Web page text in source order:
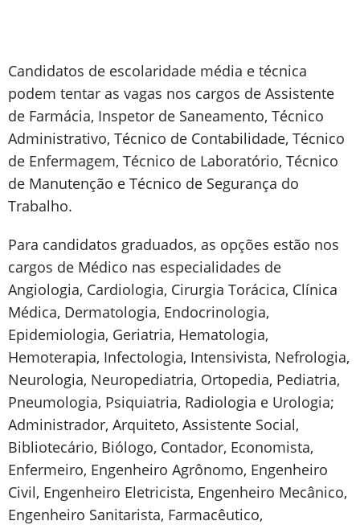
Candidatos de escolaridade média e técnica
podem tentar as vagas nos cargos de Assistente
de Farmácia, Inspetor de Saneamento, Técnico
Administrativo, Técnico de Contabilidade, Técnico
de Enfermagem, Técnico de Laboratório, Técnico
de Manutenção e Técnico de Segurança do
Trabalho.
Para candidatos graduados, as opções estão nos
cargos de Médico nas especialidades de
Angiologia, Cardiologia, Cirurgia Torácica, Clínica
Médica, Dermatologia, Endocrinologia,
Epidemiologia, Geriatria, Hematologia,
Hemoterapia, Infectologia, Intensivista, Nefrologia,
Neurologia, Neuropediatria, Ortopedia, Pediatria,
Pneumologia, Psiquiatria, Radiologia e Urologia;
Administrador, Arquiteto, Assistente Social,
Bibliotecário, Biólogo, Contador, Economista,
Enfermeiro, Engenheiro Agrônomo, Engenheiro
Civil, Engenheiro Eletricista, Engenheiro Mecânico,
Engenheiro Sanitarista, Farmacêutico,